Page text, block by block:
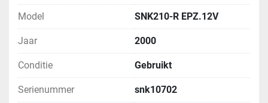
Model SNK210-R EPZ.12V
Jaar 2000
Conditie Gebruikt
Serienummer snk10702